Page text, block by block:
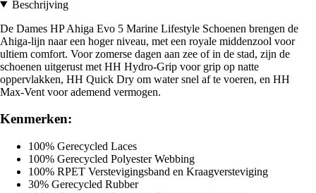
Beschrijving
De Dames HP Ahiga Evo 5 Marine Lifestyle Schoenen brengen de
Ahiga-lijn naar een hoger niveau, met een royale middenzool voor
ultiem comfort. Voor zomerse dagen aan zee of in de stad, zijn de
schoenen uitgerust met HH Hydro-Grip voor grip op natte
oppervlakken, HH Quick Dry om water snel af te voeren, en HH
Max-Vent voor ademend vermogen.
Kenmerken:
100% Gerecycled Laces
100% Gerecycled Polyester Webbing
100% RPET Verstevigingsband en Kraagversteviging
30% Gerecycled Rubber